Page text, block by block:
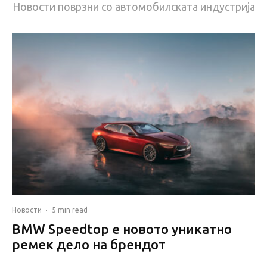
Новости поврзни со автомобилската индустрија
Новости · 5 min read
BMW Speedtop е новото уникатно
ремек дело на брендот